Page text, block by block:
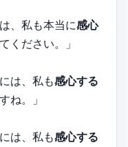
、私も本当に感心
ください。」
は、私も感心する
ね。」
は、私も感心する